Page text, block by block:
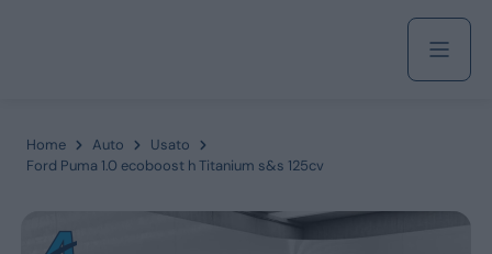
Azienda
Home Auto
Usato
Ford Puma 1.0 ecoboost h Titanium s&s 125cv